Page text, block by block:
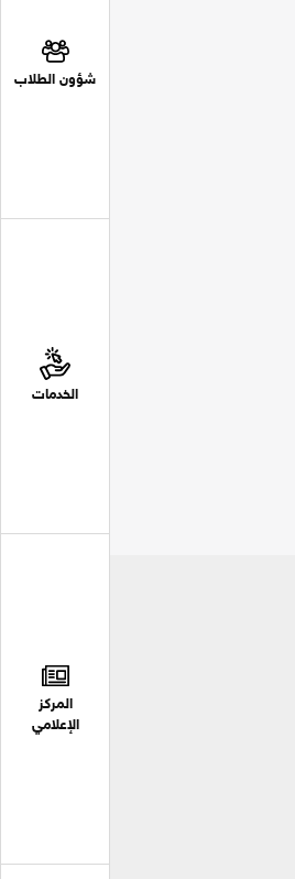
شؤون الطلاب
الخدمات
المركز
الإعلامي